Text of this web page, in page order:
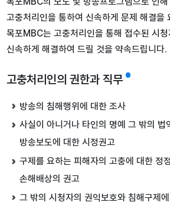
고충처리인을 통하여 신속하게 문제 해결을
목포MBC는 고충처리인을 통해 접수된 시
신속하게 해결하여 드릴 것을 약속드립니다.
고충처리인의 권한과 직무
방송의 침해행위에 대한 조사
사실이 아니거나 타인의 명예 그 밖의 법
방송보도에 대한 시정권고
구제를 요하는 피해자의 고충에 대한 정
손해배상의 권고
그 밖의 시청자의 권익보호와 침해구제